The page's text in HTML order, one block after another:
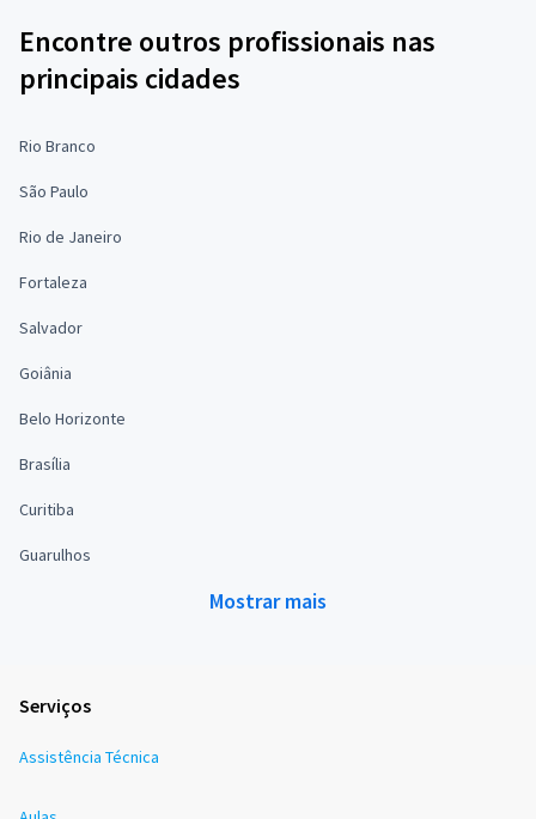
Encontre outros profissionais nas
principais cidades
Rio Branco
São Paulo
Rio de Janeiro
Fortaleza
Salvador
Goiânia
Belo Horizonte
Brasília
Curitiba
Guarulhos
Mostrar mais
Serviços
Assistência Técnica